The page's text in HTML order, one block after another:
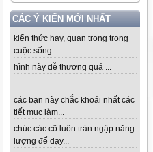
CÁC Ý KIẾN MỚI NHẤT
kiến thức hay, quan trọng trong
cuộc sống...
hình này dễ thương quá ...
...
các bạn này chắc khoái nhất các
tiết mục làm...
chúc các cô luôn tràn ngập năng
lượng để dạy...